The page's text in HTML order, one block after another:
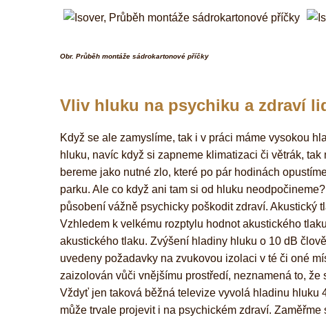
Obr. Průběh montáže sádrokartonové příčky
Vliv hluku na psychiku a zdraví
Když se ale zamyslíme, tak i v práci máme vysokou
hluku, navíc když si zapneme klimatizaci či větrák,
bereme jako nutné zlo, které po pár hodinách
parku. Ale co když ani tam si od hluku
působení vážně psychicky poškodit zdraví. Akustický
Vzhledem k velkému rozptylu hodnot akustického
akustického tlaku. Zvýšení hladiny hluku o 10 dB
uvedeny požadavky na zvukovou izolaci v té či oné
zaizolován vůči vnějšímu prostředí, neznamená to,
Vždyť jen taková běžná televize vyvolá hladinu hluku
může trvale projevit i na psychickém zdraví.